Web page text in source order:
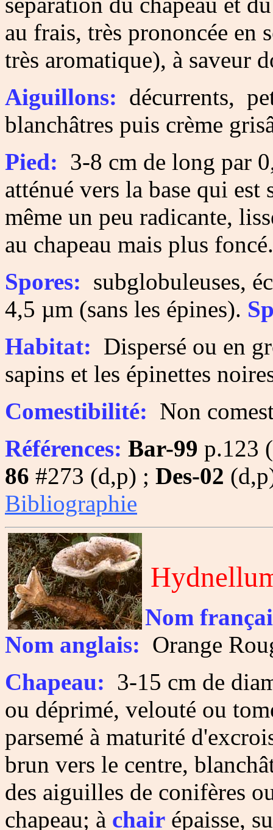
au frais, très prononcée en
très aromatique), à saveur
Aiguillons: décurrents,
blanchâtres puis crème
Pied: 3-8 cm de long par
atténué vers la base qui
même un peu radicante,
au chapeau mais plus foncé.
Spores: subglobuleuses,
4,5 µm (sans les épines).
Habitat: Dispersé ou en
sapins et les épinettes
Comestibilité: Non
Références: Bar-99 p.123
86 #273 (d,p) ; Des-02
Bibliographie
Nom
Nom anglais: Orange
Chapeau: 3-15 cm de
ou déprimé, velouté ou
parsemé à maturité
brun vers le centre,
des aiguilles de conifères
chapeau; à chair épaisse,